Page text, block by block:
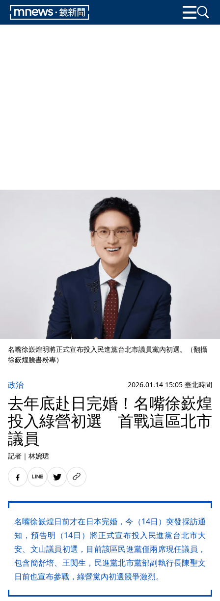
名嘴徐嶔煌明將正式宣布投入民進黨台北市議員黨內初選。（翻攝
徐嶔煌臉書粉專）
政治 2026.01.14 15:05 臺北時間
去年底赴日完婚！名嘴徐嶔煌
投入綠營初選 首戰這區北市
議員
記者 ｜ 林婉珺
名嘴徐嶔煌日前才在日本完婚，今（14日）突發採訪通
知，預告明（14日）將正式宣布投入民進黨台北市大
安、文山議員初選，目前該區民進黨僅兩席現任議員，
包含簡舒培、王閔生，民進黨北市黨部副執行長陳聖文
日前也宣布參戰，綠營黨內初選競爭激烈。